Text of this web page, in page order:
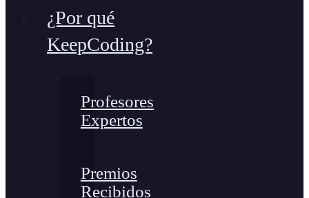
¿Por qué
KeepCoding?
Profesores
Expertos
Premios
Recibidos